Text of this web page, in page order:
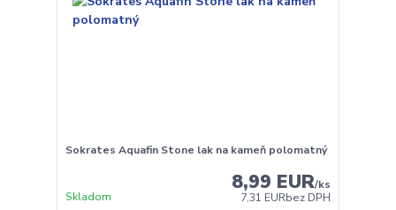
Sokrates Aquafin Stone lak na kameň polomatný
8,99 EUR/ks
7,31 EURbez DPH
Skladom